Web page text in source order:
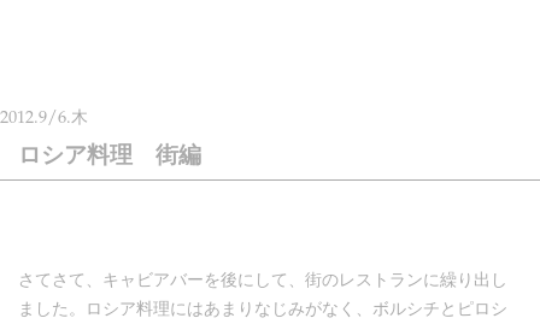
2012.9/6.木
ロシア料理 街編
さてさて、キャビアバーを後にして、街のレストランに繰り出し
ました。ロシア料理にはあまりなじみがなく、ボルシチとピロシ